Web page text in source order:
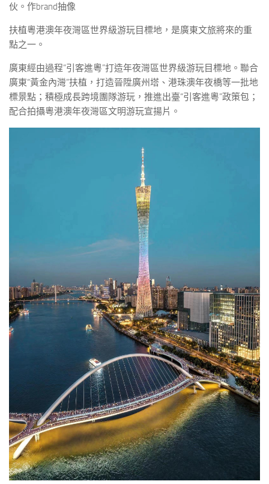
伙。作brand抽像
扶植粵港澳年夜灣區世界級游玩目標地，是廣東文旅將來的重
點之一。
廣東經由過程“引客進粵”打造年夜灣區世界級游玩目標地。聯合
廣東“黃金內灣”扶植，打造晉陞廣州塔、港珠澳年夜橋等一批地
標景點；積極成長跨境團隊游玩，推進出臺“引客進粵”政策包；
配合拍攝粵港澳年夜灣區文明游玩宣揚片。